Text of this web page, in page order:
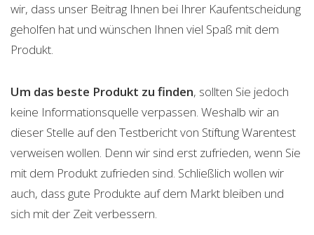
wir, dass unser Beitrag Ihnen bei Ihrer Kaufentscheidung
geholfen hat und wünschen Ihnen viel Spaß mit dem
Produkt.
Um das beste Produkt zu finden, sollten Sie jedoch
keine Informationsquelle verpassen. Weshalb wir an
dieser Stelle auf den Testbericht von Stiftung Warentest
verweisen wollen. Denn wir sind erst zufrieden, wenn Sie
mit dem Produkt zufrieden sind. Schließlich wollen wir
auch, dass gute Produkte auf dem Markt bleiben und
sich mit der Zeit verbessern.